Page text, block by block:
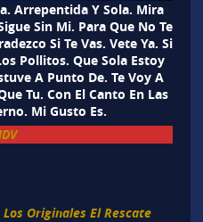
Arrepentida Y Sola. Mira
Sin Mi. Para Que No Te
Si Te Vas. Vete Ya. Si
Pollitos. Que Sola Estoy
A Punto De. Te Voy A
Tu. Con El Canto En Las
Mi Gusto Es.
Los Originales El Rescate